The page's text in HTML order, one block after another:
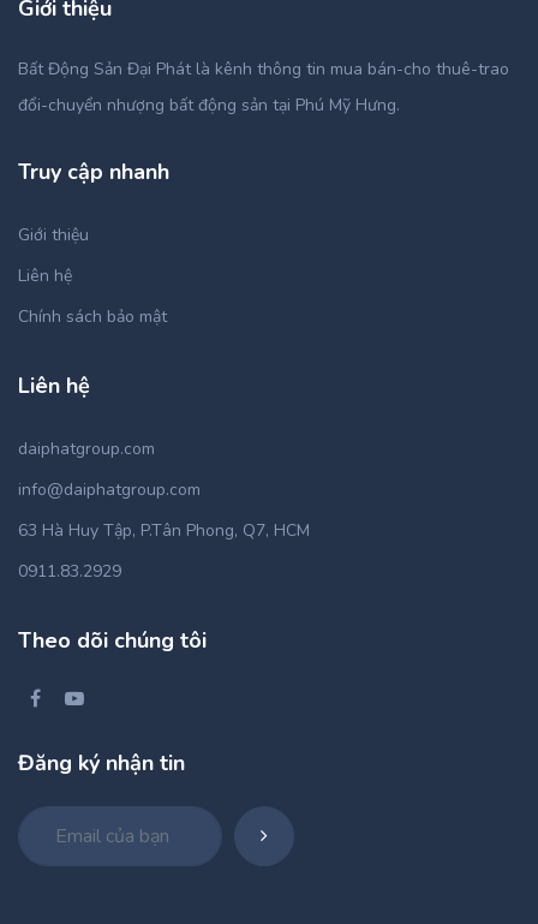
Giới thiệu
Bất Động Sản Đại Phát là kênh thông tin mua bán-cho thuê-trao
đổi-chuyển nhượng bất động sản tại Phú Mỹ Hưng.
Truy cập nhanh
Giới thiệu
Liên hệ
Chính sách bảo mật
Liên hệ
daiphatgroup.com
info@daiphatgroup.com
63 Hà Huy Tập, P.Tân Phong, Q7, HCM
0911.83.2929
Theo dõi chúng tôi
Đăng ký nhận tin